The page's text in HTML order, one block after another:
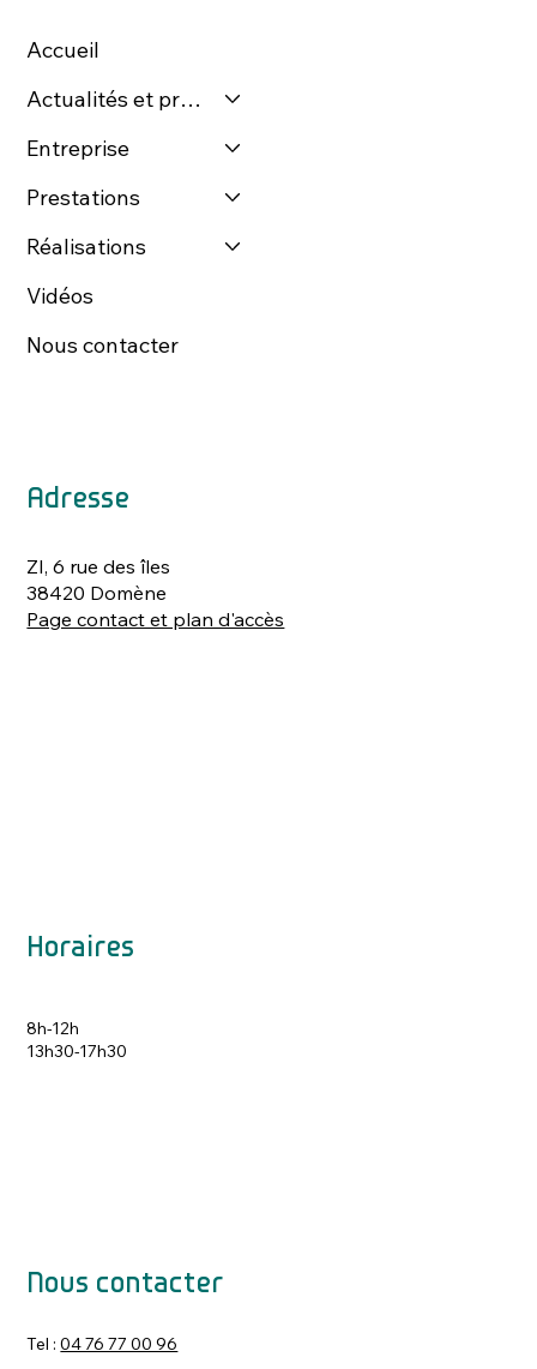
Accueil
Actualités et presse
Entreprise
Prestations
Réalisations
Vidéos
Nous contacter
Adresse
ZI, 6 rue des îles
38420 Domène
Page contact et plan d'accès
Horaires
8h-12h
13h30-17h30
Nous contacter
Tel :04 76 77 00 96